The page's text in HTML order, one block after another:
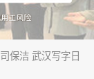
保洁 武汉写字日